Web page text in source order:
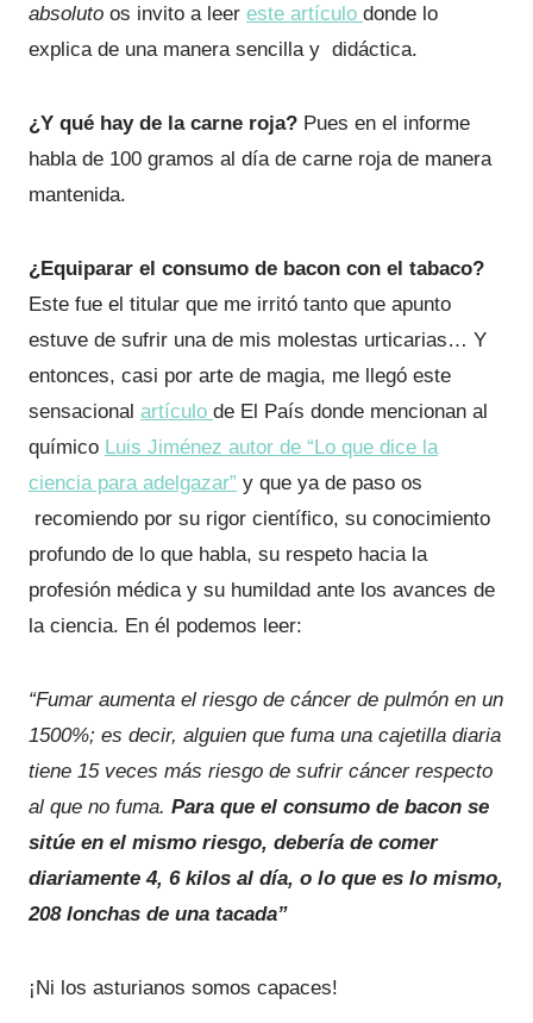
absoluto os invito a leer este artículo donde lo
explica de una manera sencilla y didáctica.
¿Y qué hay de la carne roja? Pues en el informe
habla de 100 gramos al día de carne roja de manera
mantenida.
¿Equiparar el consumo de bacon con el tabaco?
Este fue el titular que me irritó tanto que apunto
estuve de sufrir una de mis molestas urticarias… Y
entonces, casi por arte de magia, me llegó este
sensacional artículo de El País donde mencionan al
químico Luis Jiménez autor de “Lo que dice la
ciencia para adelgazar” y que ya de paso os
recomiendo por su rigor científico, su conocimiento
profundo de lo que habla, su respeto hacia la
profesión médica y su humildad ante los avances de
la ciencia. En él podemos leer:
“Fumar aumenta el riesgo de cáncer de pulmón en un
1500%; es decir, alguien que fuma una cajetilla diaria
tiene 15 veces más riesgo de sufrir cáncer respecto
al que no fuma. Para que el consumo de bacon se
sitúe en el mismo riesgo, debería de comer
diariamente 4, 6 kilos al día, o lo que es lo mismo,
208 lonchas de una tacada”
¡Ni los asturianos somos capaces!